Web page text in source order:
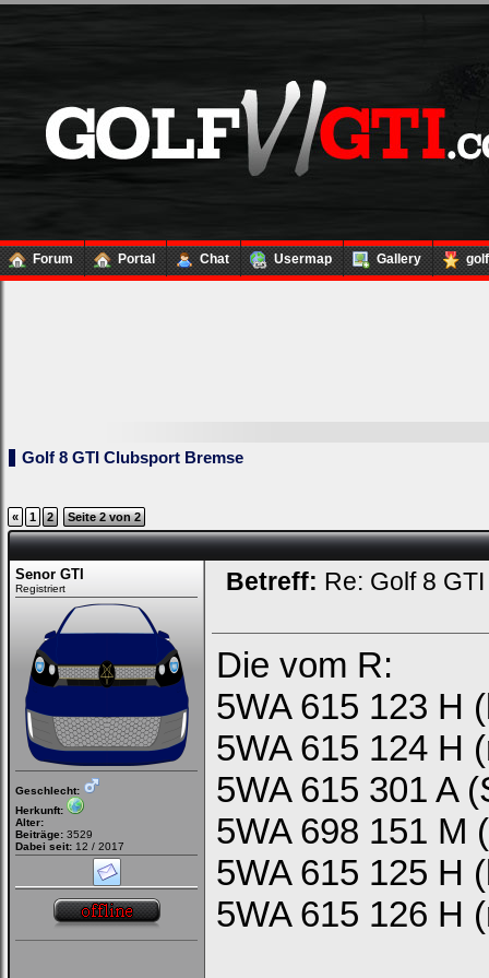
Forum Portal Chat Usermap Gallery
Loginbox
Trage
in
die
nachfolgenden
Felder
Deinen
Benutzernamen
und
ein,
um
Dich
einzuloggen.
Username:
Passwort:
Golf 8 GTI Clubsport Bremse
« 1 2 Seite 2 von 2
Senor GTI
Registriert
Geschlecht:
Herkunft:
Alter:
Beiträge: 3529
Dabei seit: 12 / 2017
Betreff: Re: Golf 8
Die vom R:
5WA 615 123 H
5WA 615 124 H
5WA 615 301 A
5WA 698 151 M
5WA 615 125 H
5WA 615 126 H